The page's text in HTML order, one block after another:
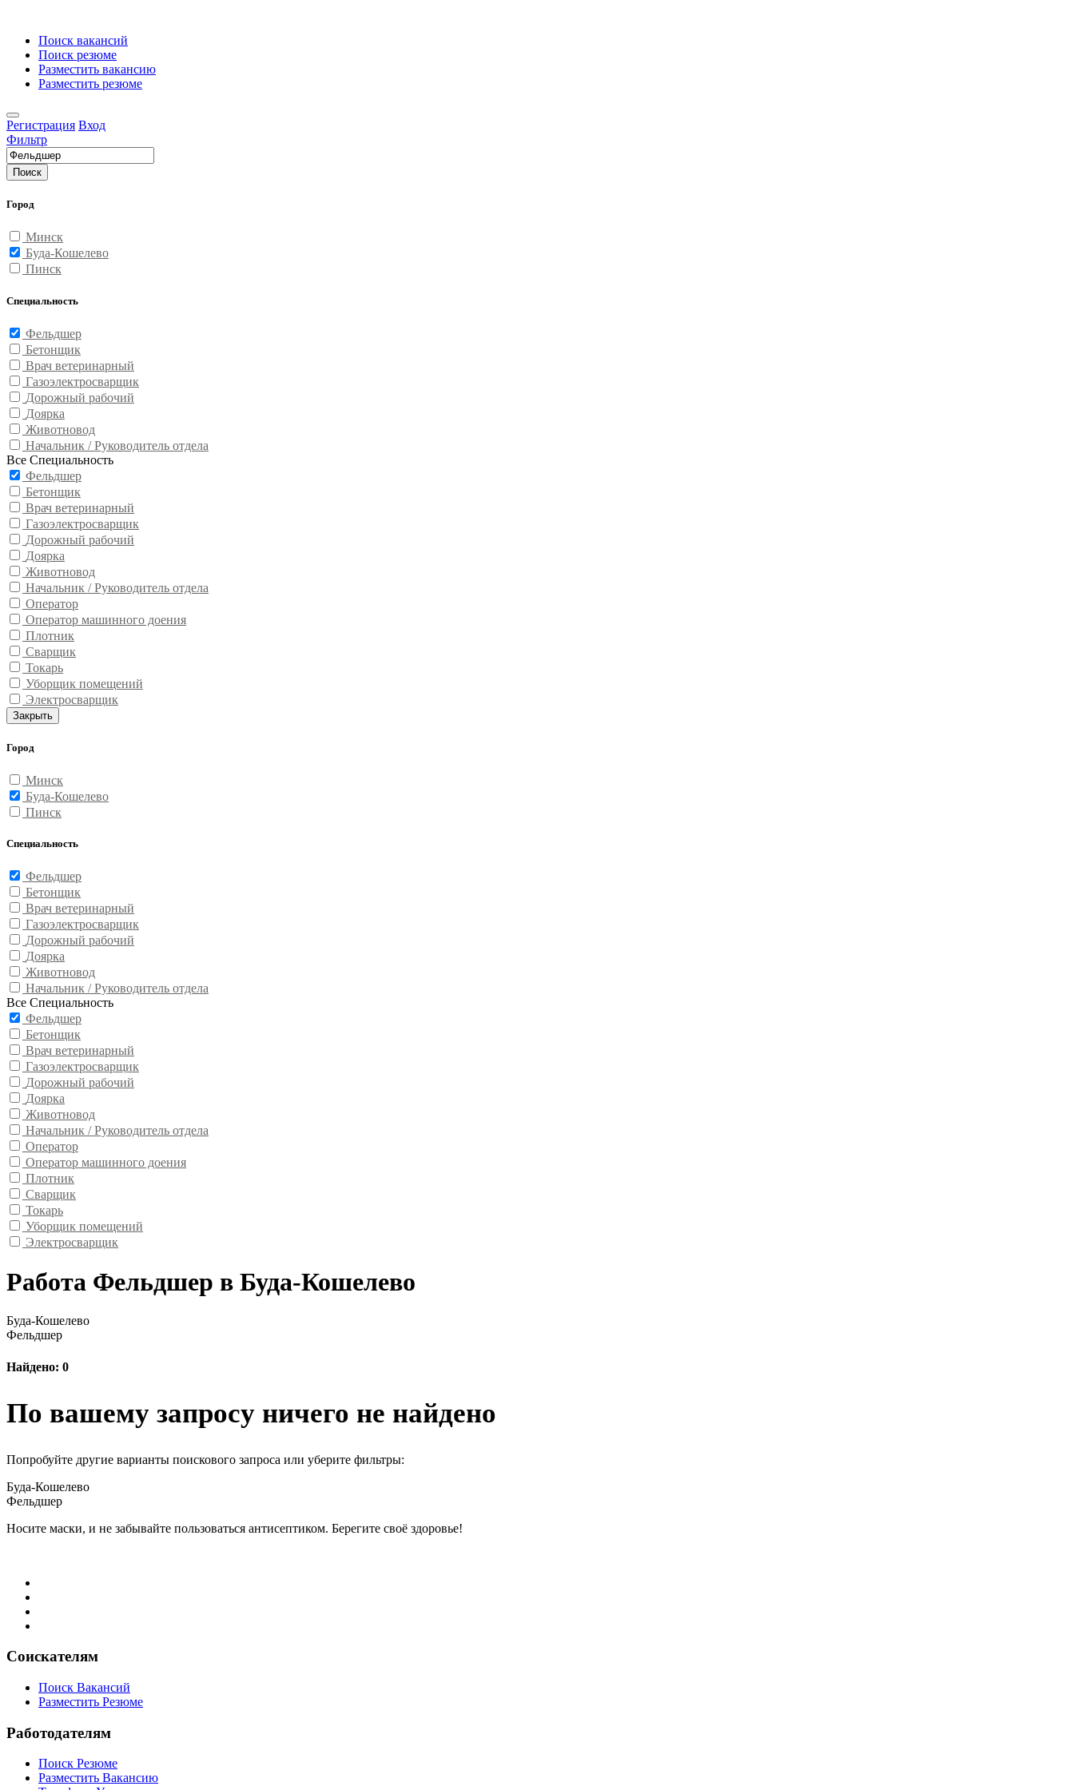
Поиск вакансий
Поиск резюме
Разместить вакансию
Разместить резюме
Регистрация Вход
Фильтр
Поиск
Город
Минск
Буда-Кошелево
Пинск
Специальность
Фельдшер
Бетонщик
Врач ветеринарный
Газоэлектросварщик
Дорожный рабочий
Доярка
Животновод
Начальник / Руководитель отдела
Все Специальность
Фельдшер
Бетонщик
Врач ветеринарный
Газоэлектросварщик
Дорожный рабочий
Доярка
Животновод
Начальник / Руководитель отдела
Оператор
Оператор машинного доения
Плотник
Сварщик
Токарь
Уборщик помещений
Электросварщик
Закрыть
Город
Минск
Буда-Кошелево
Пинск
Специальность
Фельдшер
Бетонщик
Врач ветеринарный
Газоэлектросварщик
Дорожный рабочий
Доярка
Животновод
Начальник / Руководитель отдела
Все Специальность
Фельдшер
Бетонщик
Врач ветеринарный
Газоэлектросварщик
Дорожный рабочий
Доярка
Животновод
Начальник / Руководитель отдела
Оператор
Оператор машинного доения
Плотник
Сварщик
Токарь
Уборщик помещений
Электросварщик
Работа Фельдшер в Буда-Кошелево
Буда-Кошелево
Фельдшер
Найдено: 0
По вашему запросу ничего не найдено
Попробуйте другие варианты поискового запроса или уберите фильтры:
Буда-Кошелево
Фельдшер
Носите маски, и не забывайте пользоваться антисептиком. Берегите своё здоровье!
Соискателям
Поиск Вакансий
Разместить Резюме
Работодателям
Поиск Резюме
Разместить Вакансию